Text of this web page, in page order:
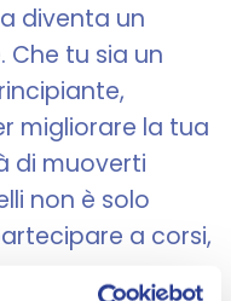
diventa un
tu sia un
migliorare la tua
di muoverti
non è solo
a corsi,